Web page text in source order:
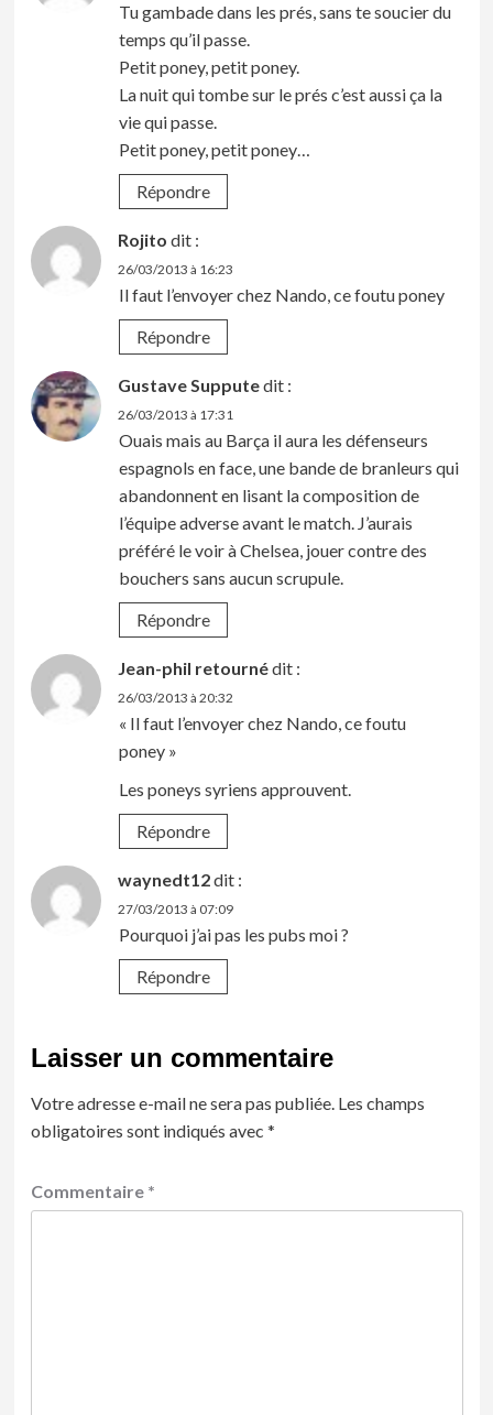
Tu gambade dans les prés, sans te soucier du
temps qu’il passe.
Petit poney, petit poney.
La nuit qui tombe sur le prés c’est aussi ça la
vie qui passe.
Petit poney, petit poney…
Répondre
Rojito dit :
26/03/2013 à 16:23
Il faut l’envoyer chez Nando, ce foutu poney
Répondre
Gustave Supputedit :
26/03/2013 à 17:31
Ouais mais au Barça il aura les défenseurs
espagnols en face, une bande de branleurs qui
abandonnent en lisant la composition de
l’équipe adverse avant le match. J’aurais
préféré le voir à Chelsea, jouer contre des
bouchers sans aucun scrupule.
Répondre
Jean-phil retournédit :
26/03/2013 à 20:32
« Il faut l’envoyer chez Nando, ce foutu
poney »
Les poneys syriens approuvent.
Répondre
waynedt12dit :
27/03/2013 à 07:09
Pourquoi j’ai pas les pubs moi ?
Répondre
Laisser un commentaire
Votre adresse e-mail ne sera pas publiée. Les champs
obligatoires sont indiqués avec *
Commentaire *